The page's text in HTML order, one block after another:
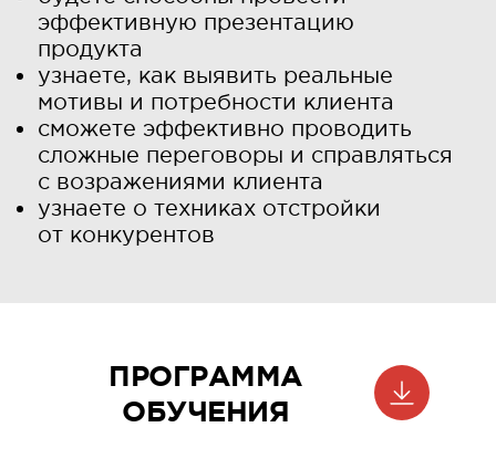
эффективную презентацию
продукта
узнаете, как выявить реальные
мотивы и потребности клиента
сможете эффективно проводить
сложные переговоры и справляться
с возражениями клиента
узнаете о техниках отстройки
от конкурентов
ПРОГРАММА
ОБУЧЕНИЯ